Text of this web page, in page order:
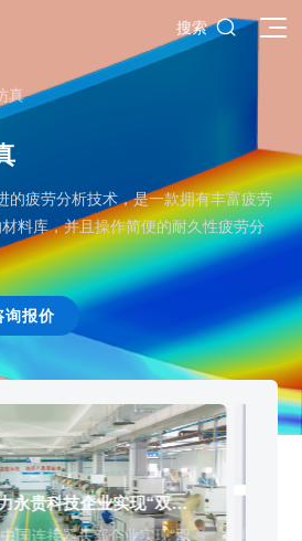
计
CAD
CAD
气设计
真分析
仿真应用
分析
台
平台？
the Cloud
周期管理（PLM）
料科学
产品数据管理
具
质量检验
项目管理
方案
方案
案
案
方案
解决方案
：正版软件的成本构成与价值解析
别全解析：成都恒睿在西南区域凭
如何选择代理商？一文看懂避坑指南
报价
搜索 
真
的疲劳分析技术，是一款拥有丰富疲劳
料库，并且操作简便的耐久性疲劳分
询报价
力永贵科技企业实现“双
中国连接器头部企业实现“双